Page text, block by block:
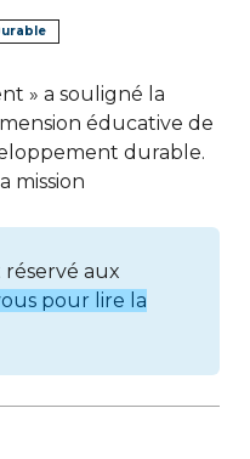
» a souligné la
éducative de
durable.
mission
aux
pour lire la